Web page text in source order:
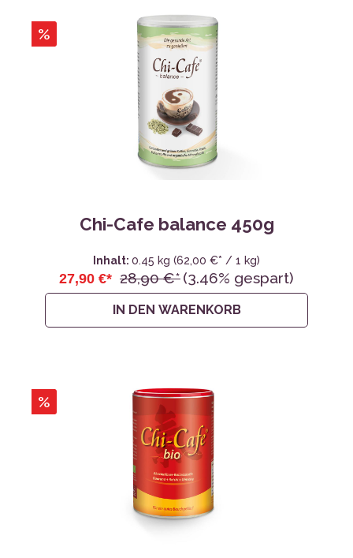
%
Chi-Cafe balance 450g
Inhalt: 0.45 kg (62,00 €* / 1 kg)
27,90 €* 28,90 €*(3.46% gespart)
IN DEN WARENKORB
%